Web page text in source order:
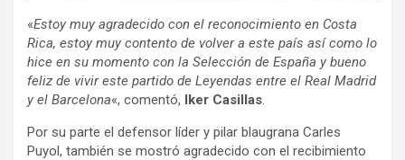
«Estoy muy agradecido con el reconocimiento en Costa
Rica, estoy muy contento de volver a este país así como lo
hice en su momento con la Selección de España y bueno
feliz de vivir este partido de Leyendas entre el Real Madrid
y el Barcelona«, comentó, Iker Casillas.
Por su parte el defensor líder y pilar blaugrana Carles
Puyol, también se mostró agradecido con el recibimiento